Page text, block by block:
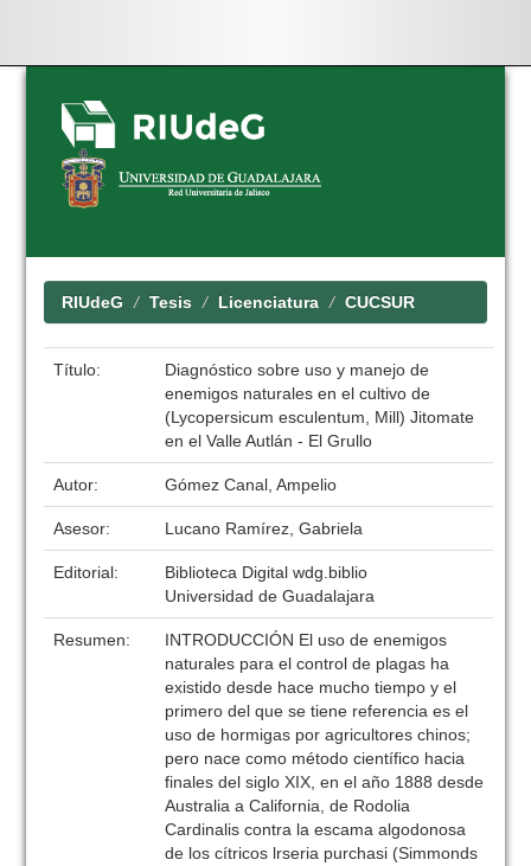
Skip
navigation
RIUdeG Tesis Licenciatura CUCSUR
Título:
Diagnóstico sobre uso y manejo de
enemigos naturales en el cultivo de
(Lycopersicum esculentum, Mill) Jitomate
en el Valle Autlán - El Grullo
Autor: Gómez Canal, Ampelio
Asesor: Lucano Ramírez, Gabriela
Editorial:
Biblioteca Digital wdg.biblio
Universidad de Guadalajara
Resumen:
INTRODUCCIÓN El uso de enemigos
naturales para el control de plagas ha
existido desde hace mucho tiempo y el
primero del que se tiene referencia es el
uso de hormigas por agricultores chinos;
pero nace como método científico hacia
finales del siglo XIX, en el año 1888 desde
Australia a California, de Rodolia
Cardinalis contra la escama algodonosa
de los cítricos lrseria purchasi (Simmonds